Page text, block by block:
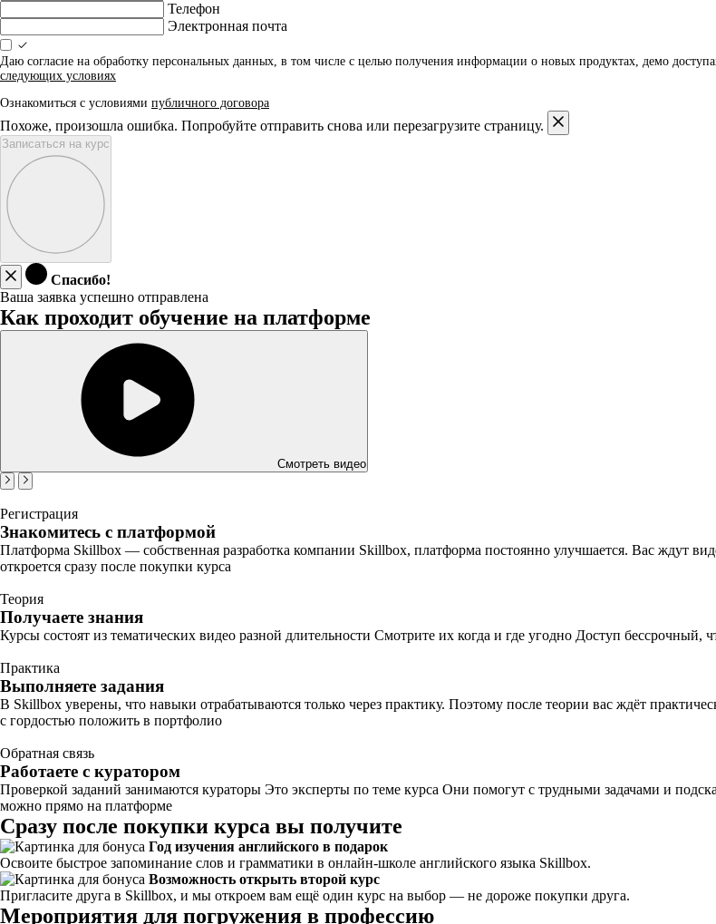
Телефон
Электронная почта
Даю согласие на обработку персональных данных, в том числе с целью получения информации о новых продуктах, демо
следующих условиях
Ознакомиться с условиями публичного договора
Похоже, произошла ошибка. Попробуйте отправить снова или перезагрузите страницу.
Записаться на курс
Спасибо!
Ваша заявка успешно отправлена
Как проходит обучение на платформе
Смотреть видео
Регистрация
Знакомитесь с платформой
Платформа Skillbox — собственная разработка компании Skillbox, платформа постоянно улучшается. Вас ждут
откроется сразу после покупки курса
Теория
Получаете знания
Курсы состоят из тематических видео разной длительности Смотрите их когда и где угодно Доступ бессрочный,
Практика
Выполняете задания
В Skillbox уверены, что навыки отрабатываются только через практику. Поэтому после теории вас ждёт
с гордостью положить в портфолио
Обратная связь
Работаете с куратором
Проверкой заданий занимаются кураторы Это эксперты по теме курса Они помогут с трудными задачами и
можно прямо на платформе
Сразу после покупки курса вы получите
Год изучения английского в подарок
Освоите быстрое запоминание слов и грамматики в онлайн-школе английского языка Skillbox.
Возможность открыть второй курс
Пригласите друга в Skillbox, и мы откроем вам ещё один курс на выбор — не дороже покупки друга.
Мероприятия для погружения в профессию